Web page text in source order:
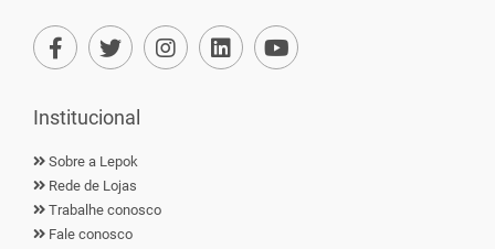
Institucional
Sobre a Lepok
Rede de Lojas
Trabalhe conosco
Fale conosco